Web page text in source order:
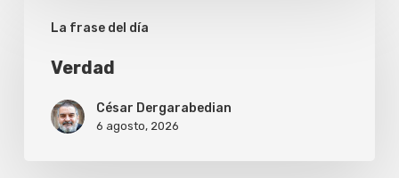
La frase del día
Verdad
César Dergarabedian
6 agosto, 2026